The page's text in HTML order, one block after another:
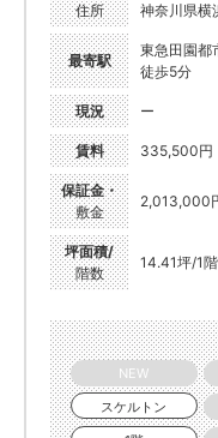
住所 神奈川県横
最寄駅
東急田園都
徒歩5分
現況 ー
賃料 335,500円
保証金・
敷金
2,013,000
坪面積/
階数
14.41坪/1階
NEW
スケルトン